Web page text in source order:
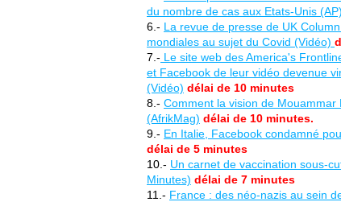
du nombre de cas aux Etats-Unis (AP)
6.- La revue de presse de UK
mondiales au sujet du Covid (Vidéo)
7.- Le site web des America's
et Facebook de leur vidéo devenue
(Vidéo) délai de 10 minutes
8.- Comment la vision de
(AfrikMag) délai de 10 minutes.
9.- En Italie, Facebook condamné
délai de 5 minutes
10.- Un carnet de vaccination sous-
Minutes) délai de 7 minutes
11.- France : des néo-nazis au sein